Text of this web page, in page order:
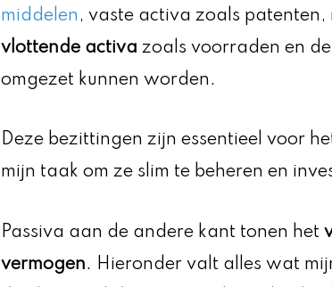
middelen , vaste activa zoals
vlottende activa zoals voorraden en
omgezet kunnen worden.
Deze bezittingen zijn essentieel voor
mijn taak om ze slim te beheren en
Passiva aan de andere kant tonen het
vermogen. Hieronder valt alles wat